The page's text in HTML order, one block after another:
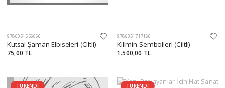
9786051556666
Kutsal Şaman Elbiseleri (Ciltli)
75,00 TL
9786051717166
Kilimin Sembolleri (Ciltli)
1.500,00 TL
TÜKENDİ TÜKENDİ